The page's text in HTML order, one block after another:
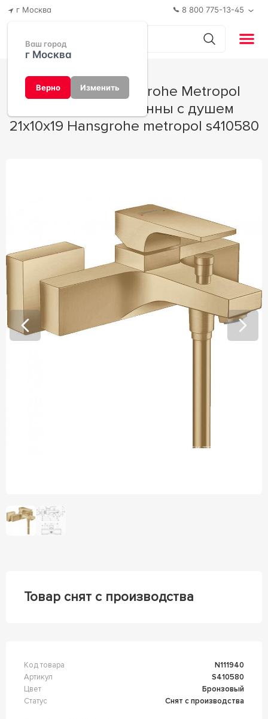
г Москва
Ваш город
г Москва
Верно Изменить
8 800 775-13-45
Смеситель Hansgrohe Metropol
32540140 для ванны с душем
21x10x19 Hansgrohe metropol s410580
Товар снят с производства
Код товара
n111940
Артикул
s410580
Цвет
Бронзовый
Статус
Снят с производства